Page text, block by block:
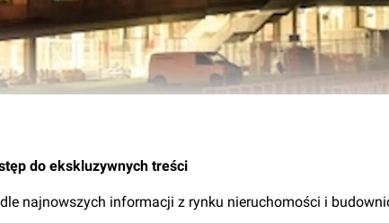
do ekskluzywnych treści
najnowszych informacji z rynku nieruchomości i